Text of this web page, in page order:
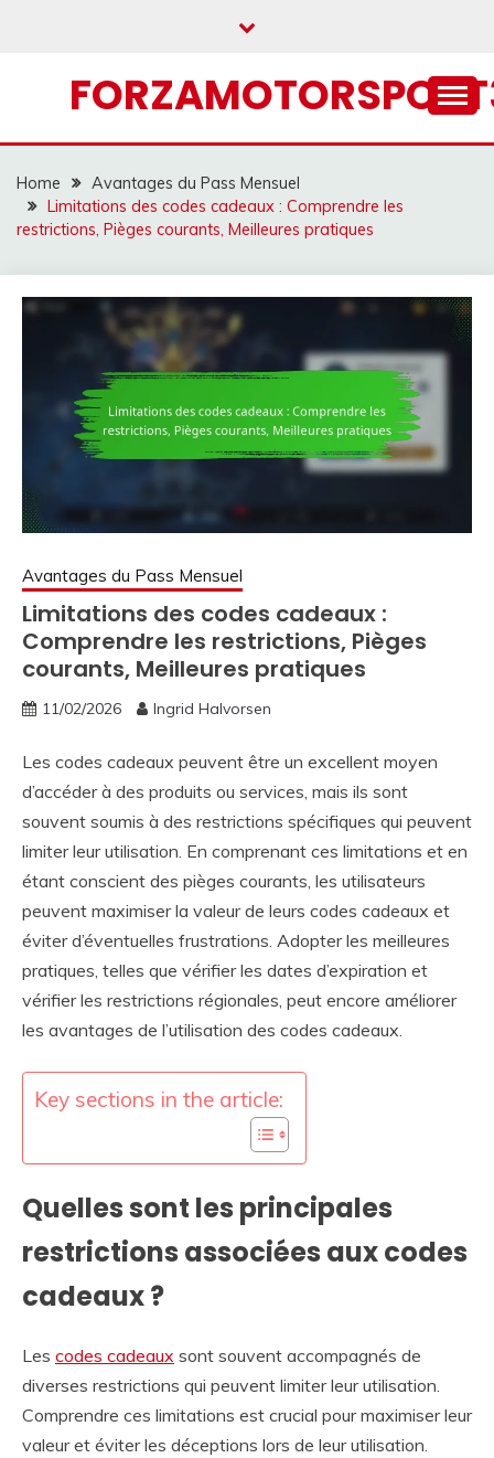
Home
Avantages du Pass Mensuel
Limitations des codes cadeaux : Comprendre les
restrictions, Pièges courants, Meilleures pratiques
Avantages du Pass Mensuel
Limitations des codes cadeaux :
Comprendre les restrictions, Pièges
courants, Meilleures pratiques
11/02/2026 Ingrid Halvorsen
Les codes cadeaux peuvent être un excellent moyen
d’accéder à des produits ou services, mais ils sont
souvent soumis à des restrictions spécifiques qui peuvent
limiter leur utilisation. En comprenant ces limitations et en
étant conscient des pièges courants, les utilisateurs
peuvent maximiser la valeur de leurs codes cadeaux et
éviter d’éventuelles frustrations. Adopter les meilleures
pratiques, telles que vérifier les dates d’expiration et
vérifier les restrictions régionales, peut encore améliorer
les avantages de l’utilisation des codes cadeaux.
Key sections in the article:
Quelles sont les principales
restrictions associées aux codes
cadeaux ?
Les codes cadeaux sont souvent accompagnés de
diverses restrictions qui peuvent limiter leur utilisation.
Comprendre ces limitations est crucial pour maximiser leur
valeur et éviter les déceptions lors de leur utilisation.